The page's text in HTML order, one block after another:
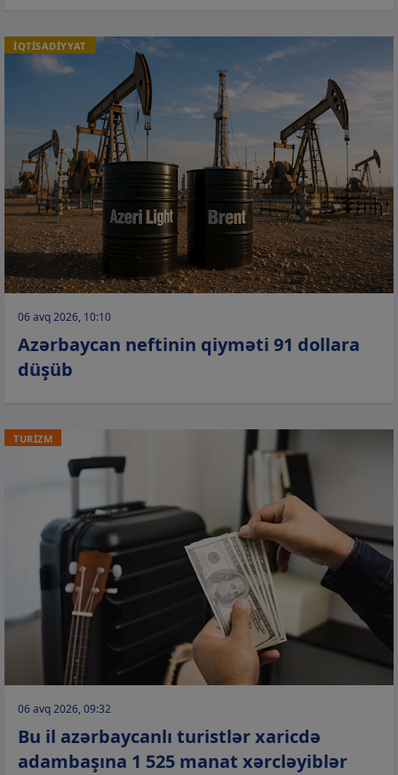
İQTİSADİYYAT
06 avq 2026, 10:10
Azərbaycan neftinin qiyməti 91 dollara
düşüb
TURİZM
06 avq 2026, 09:32
Bu il azərbaycanlı turistlər xaricdə
adambaşına 1 525 manat xərcləyiblər